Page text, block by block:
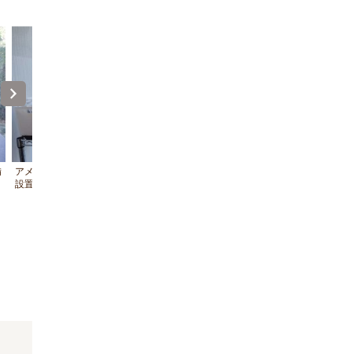
アメニティグッズ（フロント前フロアに
設置）